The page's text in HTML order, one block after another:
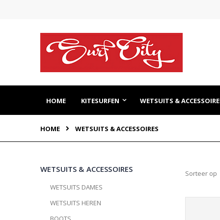
inhoud
HOME KITESURFEN WETSUITS &
HOME WETSUITS & ACCESSOIRES
Sorteer op
WETSUITS & ACCESSOIRES
WETSUITS DAMES
WETSUITS HEREN